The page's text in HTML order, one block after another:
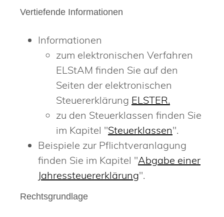
Vertiefende Informationen
Informationen
zum elektronischen Verfahren
ELStAM finden Sie auf den
Seiten der elektronischen
Steuererklärung ELSTER.
zu den Steuerklassen finden Sie
im Kapitel "Steuerklassen".
Beispiele zur Pflichtveranlagung
finden Sie im Kapitel "Abgabe einer
Jahressteuererklärung".
Rechtsgrundlage